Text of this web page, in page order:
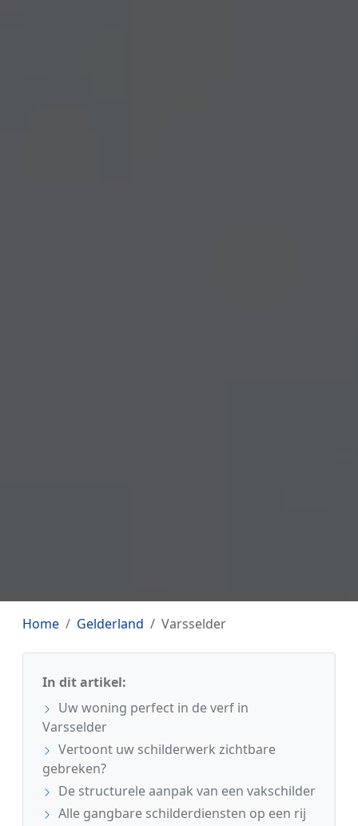
Home Gelderland Varsselder
In dit artikel:
Uw woning perfect in de verf in
Varsselder
Vertoont uw schilderwerk zichtbare
gebreken?
De structurele aanpak van een vakschilder
Alle gangbare schilderdiensten op een rij